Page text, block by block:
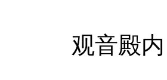
观音殿内